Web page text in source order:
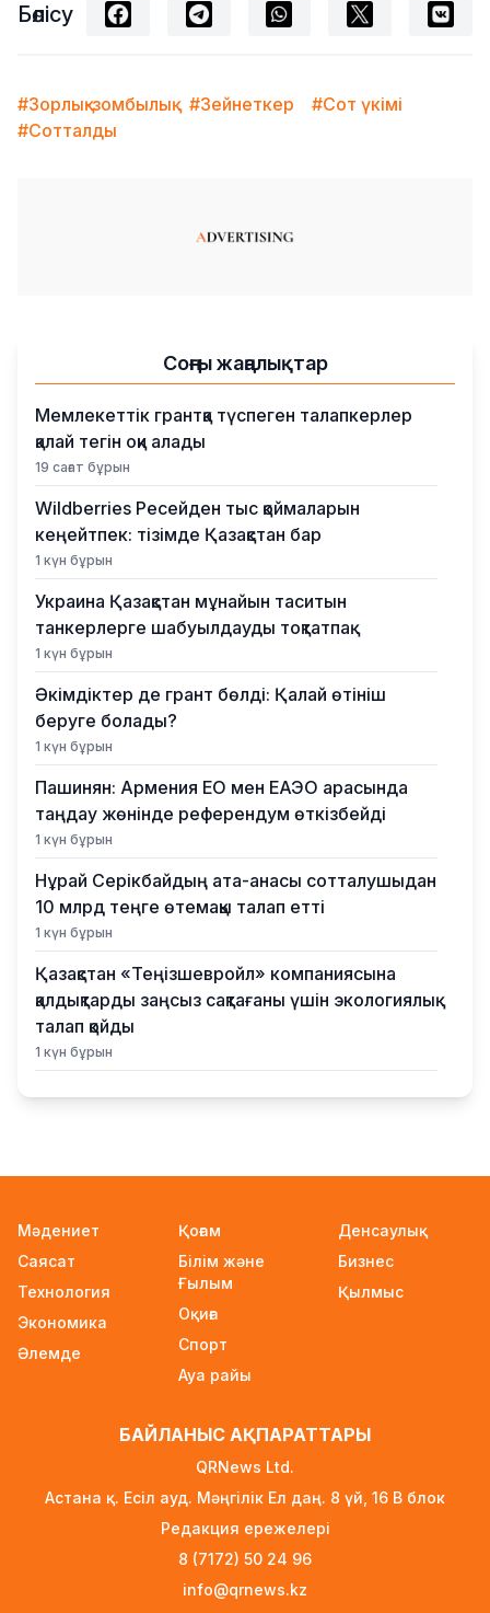
Бөлісу
#Зорлық-зомбылық #Зейнеткер
#Сот үкімі
#Сотталды
Соңғы жаңалықтар
Мемлекеттік грантқа түспеген талапкерлер
қалай тегін оқи алады
19 сағат бұрын
Wildberries Ресейден тыс қоймаларын
кеңейтпек: тізімде Қазақстан бар
1 күн бұрын
Украина Қазақстан мұнайын таситын
танкерлерге шабуылдауды тоқтатпақ
1 күн бұрын
Әкімдіктер де грант бөлді: Қалай өтініш
беруге болады?
1 күн бұрын
Пашинян: Армения ЕО мен ЕАЭО арасында
таңдау жөнінде референдум өткізбейді
1 күн бұрын
Нұрай Серікбайдың ата-анасы сотталушыдан
10 млрд теңге өтемақы талап етті
1 күн бұрын
Қазақстан «Теңізшевройл» компаниясына
қалдықтарды заңсыз сақтағаны үшін экологиялық
талап қойды
1 күн бұрын
Жүлде қоры 10,5 миллион теңге: Алматыда
білім гранттары иегерлерінің тізімі
жарияланды
2 күн бұрын
Ауылға көшетін IT-мамандар мен
архивистерге 10,8 млн теңгеге дейін тұрғын
үй несиесі берілуі мүмкін
Футболдан Қазақстан құрамасына жаңа бас
2 күн бұрын
«Қазақтелекомның» екі қызметкері жұмыс
кезінде қаза тапты
Мәдениет
Саясат
Технология
Экономика
Әлемде
Қоғам
Білім және
Ғылым
Оқиға
Спорт
Ауа райы
Денсаулық
Бизнес
Қылмыс
БАЙЛАНЫС АҚПАРАТТАРЫ
QRNews Ltd.
Астана қ. Есіл ауд. Мәңгілік Ел даң. 8 үй, 16 B блок
Редакция ережелері
8 (7172) 50 24 96
info@qrnews.kz